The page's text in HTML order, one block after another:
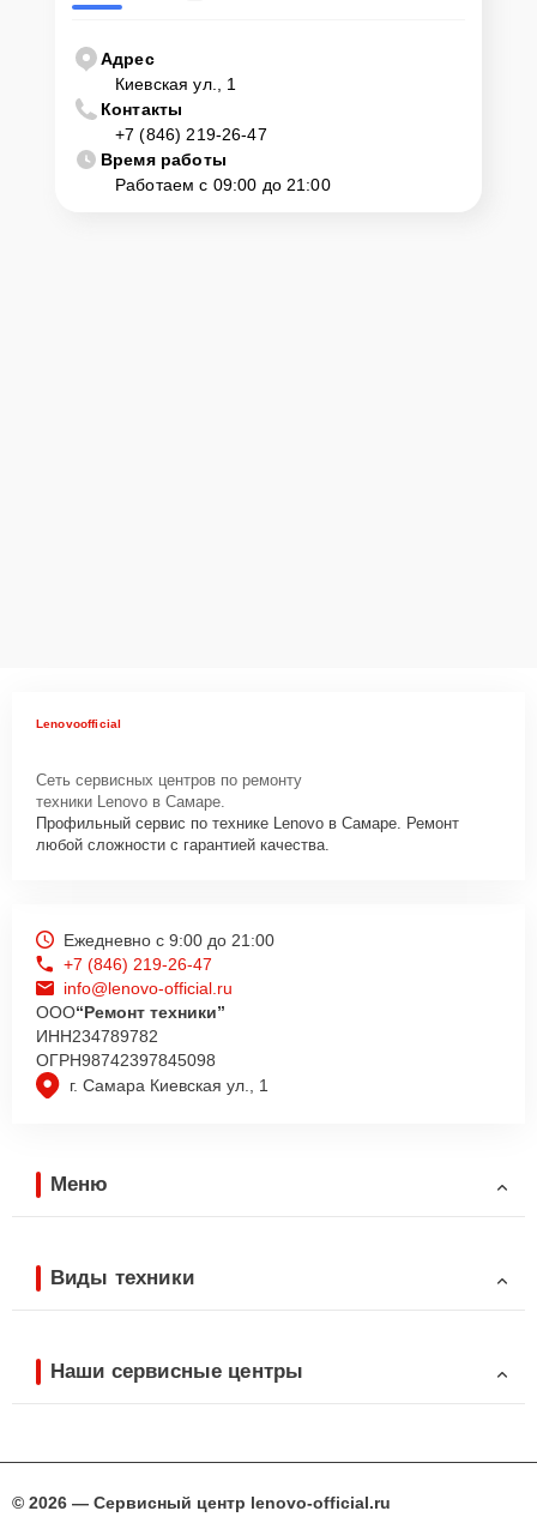
Адрес
Киевская ул., 1
Контакты
+7 (846) 219-26-47
Время работы
Работаем с 09:00 до 21:00
Lenovoofficial
Сеть сервисных центров по ремонту
техники Lenovo в Самаре.
Профильный сервис по технике Lenovo в Самаре. Ремонт
любой сложности с гарантией качества.
г. Самара Киевская ул., 1
Ежедневно с 9:00 до 21:00
+7 (846) 219-26-47
info@lenovo-official.ru
ООО“Ремонт техники”
ИНН234789782
ОГРН98742397845098
Меню
Виды техники
Наши сервисные центры
© 2026 — Сервисный центр lenovo-official.ru